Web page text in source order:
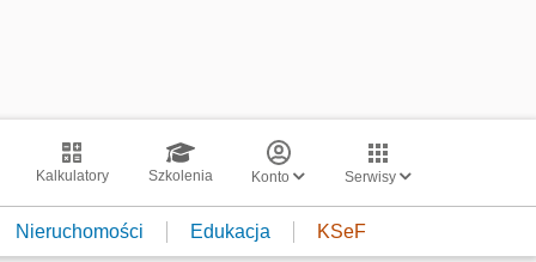
Kalkulatory Szkolenia Konto Serwisy
Nieruchomości Edukacja KSeF